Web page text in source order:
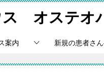
ス オステオ
案内 新規の患者さ